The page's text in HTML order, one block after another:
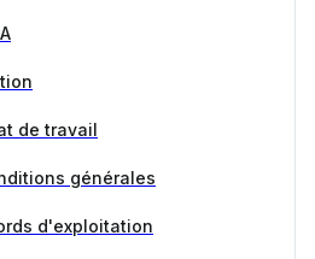
de travail
générales
d'exploitation